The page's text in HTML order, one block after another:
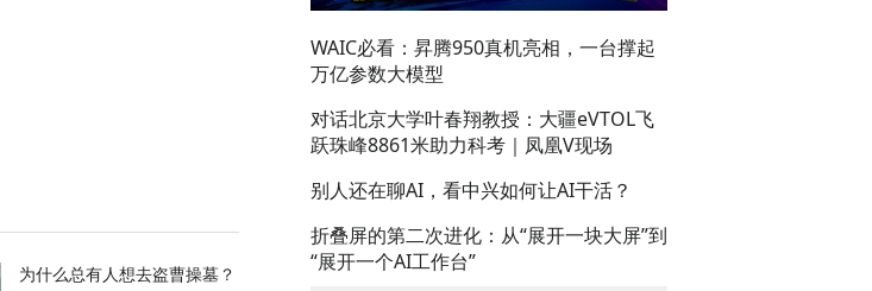
为什么总有人想去盗曹操墓？
WAIC必看：昇腾950真机亮相，一台撑起
万亿参数大模型
对话北京大学叶春翔教授：大疆eVTOL飞
跃珠峰8861米助力科考｜凤凰V现场
别人还在聊AI，看中兴如何让AI干活？
折叠屏的第二次进化：从“展开一块大屏”到
“展开一个AI工作台”